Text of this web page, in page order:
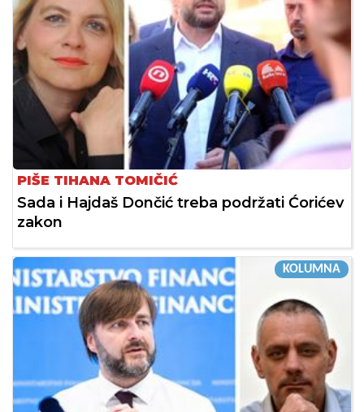
PIŠE TIHANA TOMIČIĆ
Sada i Hajdaš Dončić treba podržati Ćorićev
zakon
KOLUMNA